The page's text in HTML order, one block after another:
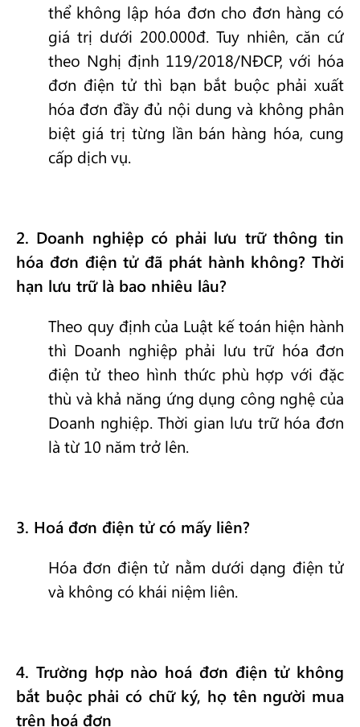
thể không lập hóa đơn cho đơn hàng có
giá trị dưới 200.000đ. Tuy nhiên, căn cứ
theo Nghị định 119/2018/NĐCP, với hóa
đơn điện tử thì bạn bắt buộc phải xuất
hóa đơn đầy đủ nội dung và không phân
biệt giá trị từng lần bán hàng hóa, cung
cấp dịch vụ.
2. Doanh nghiệp có phải lưu trữ thông tin
hóa đơn điện tử đã phát hành không? Thời
hạn lưu trữ là bao nhiêu lâu?
Theo quy định của Luật kế toán hiện hành
thì Doanh nghiệp phải lưu trữ hóa đơn
điện tử theo hình thức phù hợp với đặc
thù và khả năng ứng dụng công nghệ của
Doanh nghiệp. Thời gian lưu trữ hóa đơn
là từ 10 năm trở lên.
3. Hoá đơn điện tử có mấy liên?
Hóa đơn điện tử nằm dưới dạng điện tử
và không có khái niệm liên.
4. Trường hợp nào hoá đơn điện tử không
bắt buộc phải có chữ ký, họ tên người mua
trên hoá đơn